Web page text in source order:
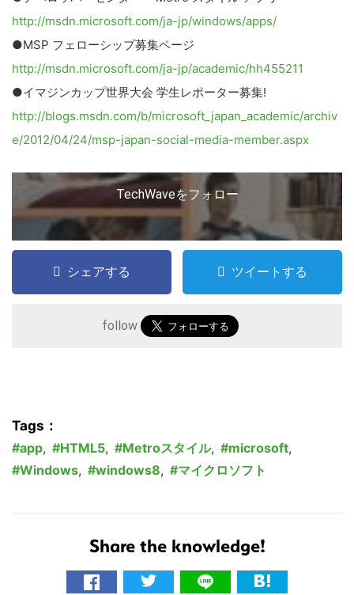
http://msdn.microsoft.com/ja-jp/windows/apps/
●MSP フェローシップ募集ページ
http://msdn.microsoft.com/ja-jp/academic/hh455211
●イマジンカップ世界大会 学生レポーター募集!
http://blogs.msdn.com/b/microsoft_japan_academic/archiv
e/2012/04/24/msp-japan-social-media-member.aspx
TechWaveをフォロー
シェアする ツイートする
follow
Tags：
app, HTML5, Metroスタイル, microsoft,
Windows, windows8, マイクロソフト
Share the knowledge!
こ
の
る